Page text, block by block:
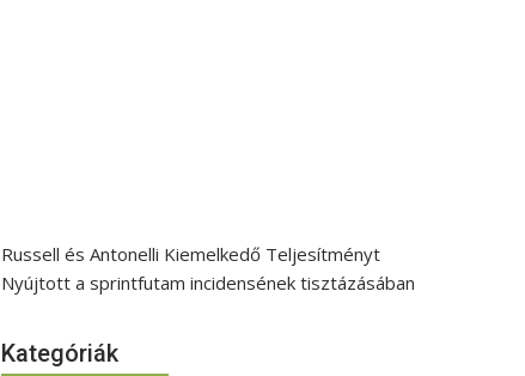
Russell és Antonelli Kiemelkedő Teljesítményt
Nyújtott a sprintfutam incidensének tisztázásában
Kategóriák